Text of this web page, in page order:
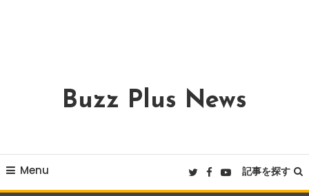
Buzz Plus News
Menu 記事を探す